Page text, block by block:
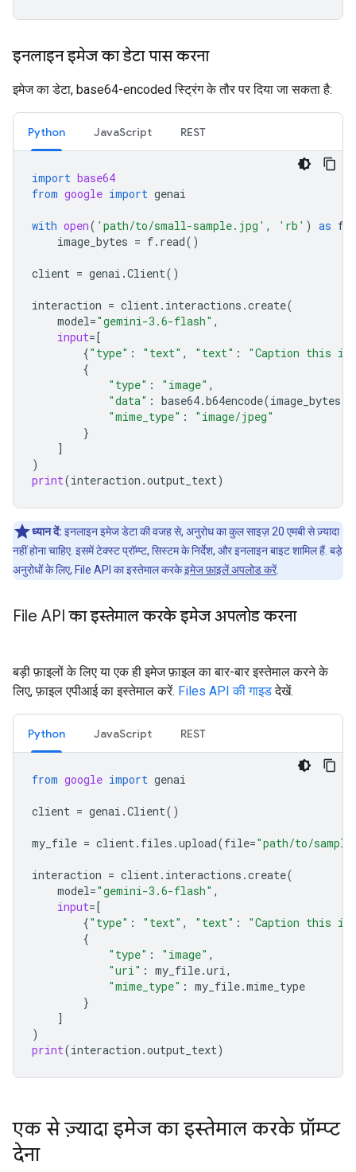
इनलाइन इमेज का डेटा पास करना
इमेज का डेटा, base64-encoded स्ट्रिंग के तौर पर दिया जा सकता है:
Python JavaScript REST
import base64
from google import genai
with open( 'path/to/small-sample.jpg' , 'rb' ) as f
image_bytes = f. read()
client = genai .Client()
interaction = client. interactions .create(
model="gemini-3.6-flash" ,
input=[
{"type" : "text" , "text" :
"Caption this
{
"type" : "image" ,
"data" : base64.b64encode(image_bytes
"mime_type" :
"image/jpeg"
}
]
)
print(interaction .output_text)
ध्यान दें: इनलाइन इमेज डेटा की वजह से, अनुरोध का कुल साइज़ 20 एमबी से ज़्यादा
नहीं होना चाहिए. इसमें टेक्स्ट प्रॉम्प्ट, सिस्टम के निर्देश, और इनलाइन बाइट शामिल हैं. बड़े
अनुरोधों के लिए, File API का इस्तेमाल करकेइमेज फ़ाइलें अपलोड करें.
File API का इस्तेमाल करके इमेज अपलोड करना
बड़ी फ़ाइलों के लिए या एक ही इमेज फ़ाइल का बार-बार इस्तेमाल करने के
लिए, फ़ाइल एपीआई का इस्तेमाल करें. Files API की गाइडदेखें.
Python JavaScript REST
from google import genai
client = genai .Client()
my_file = client. files .upload(file="path/to/
interaction = client. interactions .create(
model="gemini-3.6-flash" ,
input=[
{"type" : "text" , "text" :
"Caption this
{
"type" : "image" ,
"uri" : my_file.uri,
"mime_type" : my_file.mime_type
}
]
)
print(interaction .output_text)
एक से ज़्यादा इमेज का इस्तेमाल करके प्रॉम्प्ट
देना